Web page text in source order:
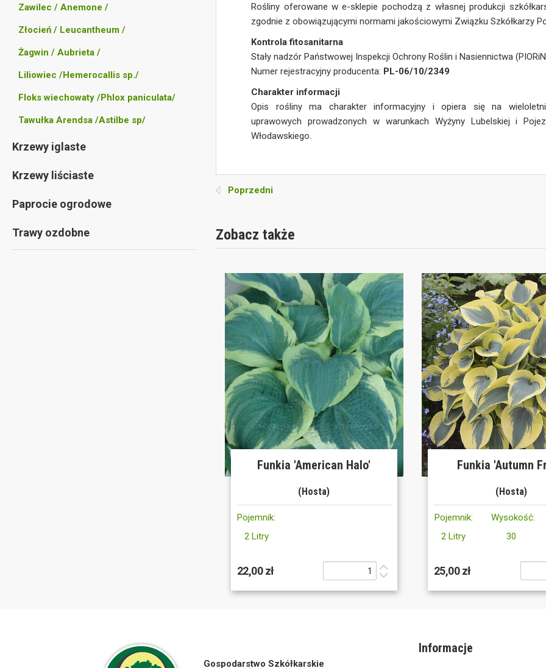
Zawilec / Anemone /
Złocień / Leucantheum /
Żagwin / Aubrieta /
Liliowiec /Hemerocallis sp./
Floks wiechowaty /Phlox paniculata/
Tawułka Arendsa /Astilbe sp/
Krzewy iglaste
Krzewy liściaste
Paprocie ogrodowe
Trawy ozdobne
Rośliny oferowane w e-sklepie pochodzą z własnej produkcji
zgodnie z obowiązującymi normami jakościowymi Związku Szkółkarzy
Kontrola fitosanitarna
Stały nadzór Państwowej Inspekcji Ochrony Roślin i Nasiennictwa
Numer rejestracyjny producenta: PL-06/10/2349
Charakter informacji
Opis rośliny ma charakter informacyjny i opiera się na
uprawowych prowadzonych w warunkach Wyżyny Lubelskiej i
Włodawskiego.
Poprzedni
Zobacz także
Funkia 'American Halo'
(Hosta)
Pojemnik:
2 Litry
22,00 zł
Funkia 'Autumn
(Hosta)
Pojemnik:
2 Litry
Wysokość:
30
25,00 zł
Gospodarstwo Szkółkarskie
Informacje